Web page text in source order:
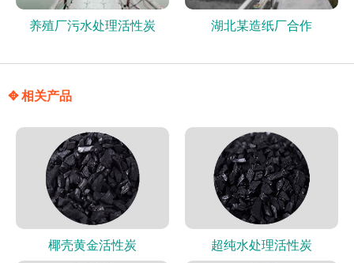
养殖厂污水处理活性炭 湖北某造纸厂合作
✥ 相关产品
椰壳黄金活性炭 超纯水处理活性炭